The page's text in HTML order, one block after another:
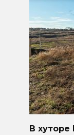
В хуторе